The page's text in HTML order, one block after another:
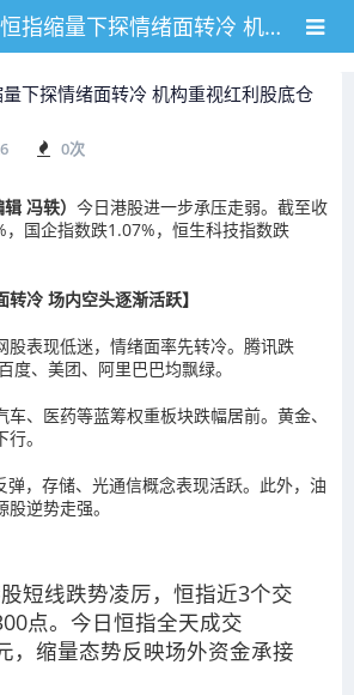
港股风向标｜恒指缩量下探情绪面转冷 机构重视红利股底仓价值
下探情绪面转冷 机构重视红利股底仓
0次
冯轶） 今日港股进一步承压走弱。截至收
国企指数跌1.07%，恒生科技指数跌
转冷 场内空头逐渐活跃】
股表现低迷，情绪面率先转冷。腾讯跌
度、美团、阿里巴巴均飘绿。
、医药等蓝筹权重板块跌幅居前。黄金、
。
弹，存储、光通信概念表现活跃。此外，油
逆势走强。
短线跌势凌厉，恒指近3个交
点。今日恒指全天成交
，缩量态势反映场外资金承接